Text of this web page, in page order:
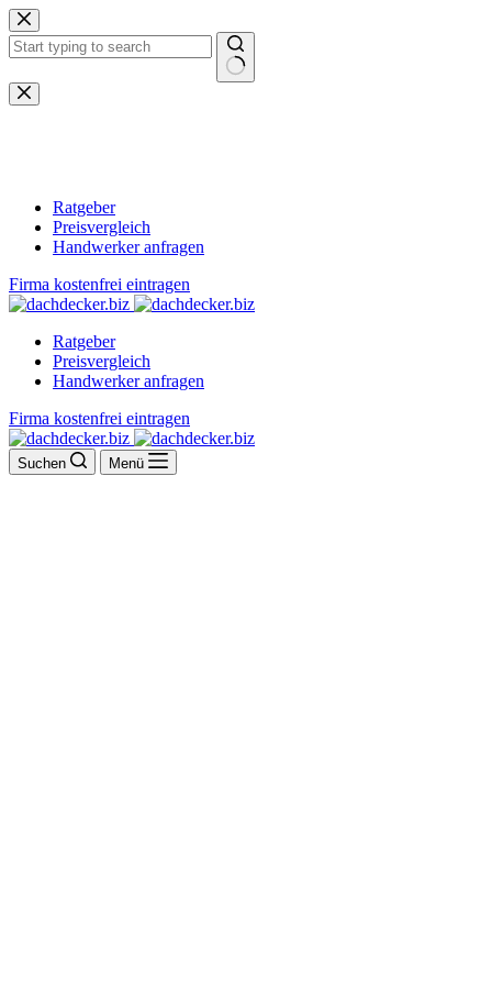
Zum
Inhalt
springen
Keine
Ergebnisse
Ratgeber
Preisvergleich
Handwerker anfragen
Firma kostenfrei eintragen
Ratgeber
Preisvergleich
Handwerker anfragen
Firma kostenfrei eintragen
Suchen Menü